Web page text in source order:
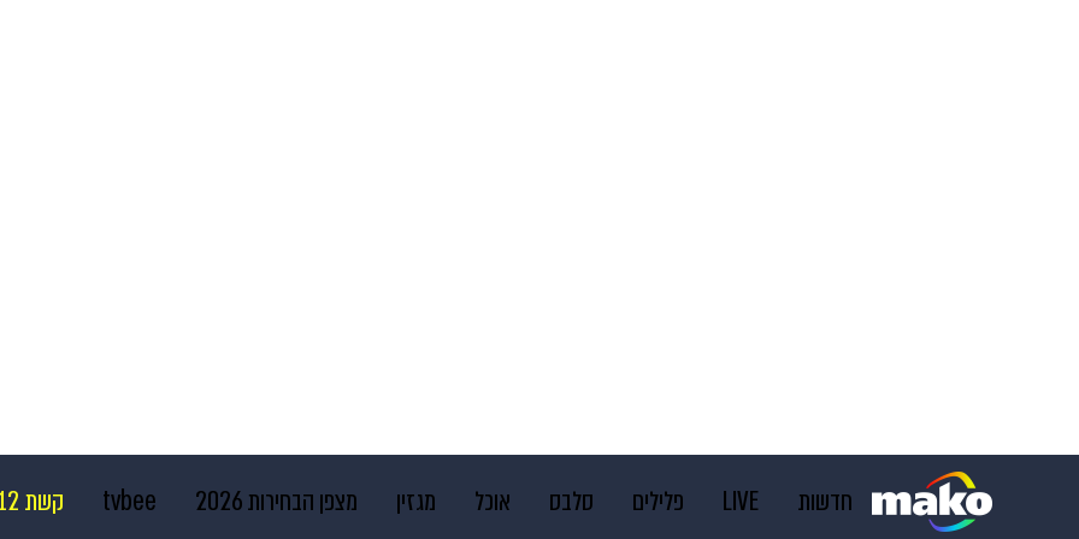
חדשות LIVE פלילים סלבס אוכל מגזין מצפן הבחירות 2026 tvbee קשת 12